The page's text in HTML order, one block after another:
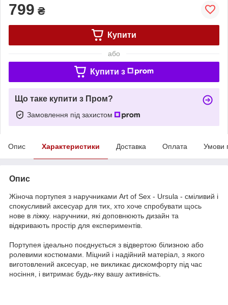
799 ₴
Купити
або
Купити з
Що таке купити з Пром?
Замовлення під захистом
Опис Характеристики Доставка Оплата Умови
Опис
Жіноча портупея з наручниками Art of Sex - Ursula - сміливий і
спокусливий аксесуар для тих, хто хоче спробувати щось
нове в ліжку. наручники, які доповнюють дизайн та
відкривають простір для експериментів.
Портупея ідеально поєднується з відвертою білизною або
ролевими костюмами. Міцний і надійний матеріал, з якого
виготовлений аксесуар, не викликає дискомфорту під час
носіння, і витримає будь-яку вашу активність.